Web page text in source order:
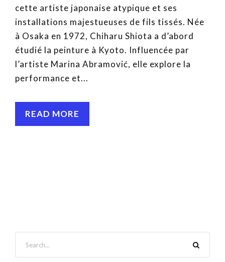
cette artiste japonaise atypique et ses
installations majestueuses de fils tissés. Née
à Osaka en 1972, Chiharu Shiota a d’abord
étudié la peinture à Kyoto. Influencée par
l’artiste Marina Abramović, elle explore la
performance et...
READ MORE